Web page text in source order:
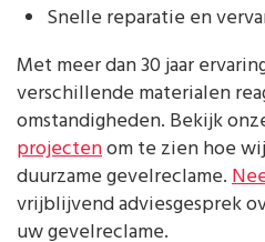
Snelle reparatie en
Met meer dan 30 jaar
verschillende materialen
omstandigheden. Bekijk
projectenom te zien hoe
duurzame gevelreclame.
vrijblijvend adviesgesprek
uw gevelreclame.